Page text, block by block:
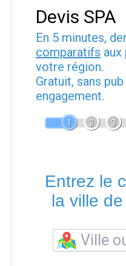
Devis SPA
En 5 minutes,
comparatifs aux
votre région.
Gratuit, sans
engagement.
1 2 3
Entrez le
la ville